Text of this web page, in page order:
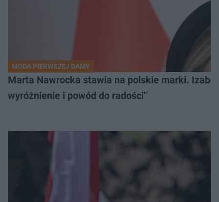
MODA PIERWSZEJ DAMY
Marta Nawrocka stawia na polskie marki.
wyróżnienie i powód do radości"